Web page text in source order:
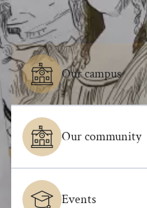
Our campus
Our community
Events